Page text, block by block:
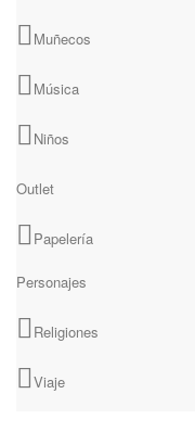
Muñecos
Música
Niños
Outlet
Papelería
Personajes
Religiones
Viaje